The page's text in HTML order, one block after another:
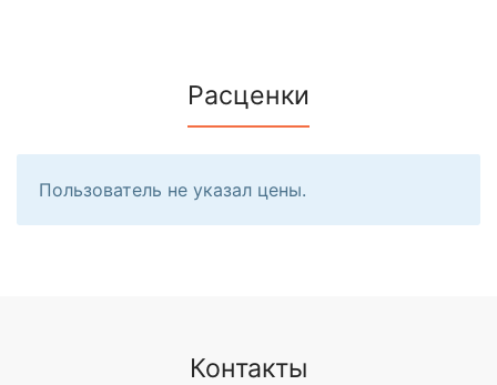
Расценки
Пользователь не указал цены.
Контакты